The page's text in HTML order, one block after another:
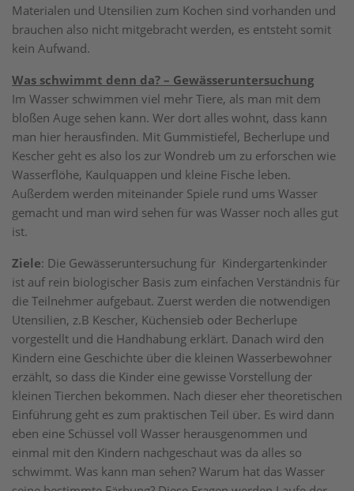
Materialen und Utensilien zum Kochen sind vorhanden und
brauchen also nicht mitgebracht werden, es entsteht somit
kein Aufwand.
Was schwimmt denn da? – Gewässeruntersuchung
Im Wasser schwimmen viel mehr Tiere, als man mit dem
bloßen Auge sehen kann. Wer dort alles wohnt, dass kann
man hier herausfinden. Mit Gummistiefel, Becherlupe und
Kescher geht es also los zur Wondreb um zu erforschen wie
Wasserflöhe, Kaulquappen und kleine Fische leben.
Außerdem werden miteinander Spiele rund ums Wasser
gemacht und man wird sehen für was Wasser noch alles gut
ist.
Ziele: Die Gewässeruntersuchung für Kindergartenkinder
ist auf rein biologischer Basis zum einfachen Verständnis für
die Teilnehmer aufgebaut. Zuerst werden die notwendigen
Utensilien, z.B Kescher, Küchensieb oder Becherlupe
vorgestellt und die Handhabung erklärt. Danach wird den
Kindern eine Geschichte über die kleinen Wasserbewohner
erzählt, so dass die Kinder eine gewisse Vorstellung der
kleinen Tierchen bekommen. Nach dieser eher theoretischen
Einführung geht es zum praktischen Teil über. Es wird dann
eben eine Schüssel voll Wasser herausgenommen und
einmal mit den Kindern nachgeschaut was da alles so
schwimmt. Was kann man sehen? Warum hat das Wasser